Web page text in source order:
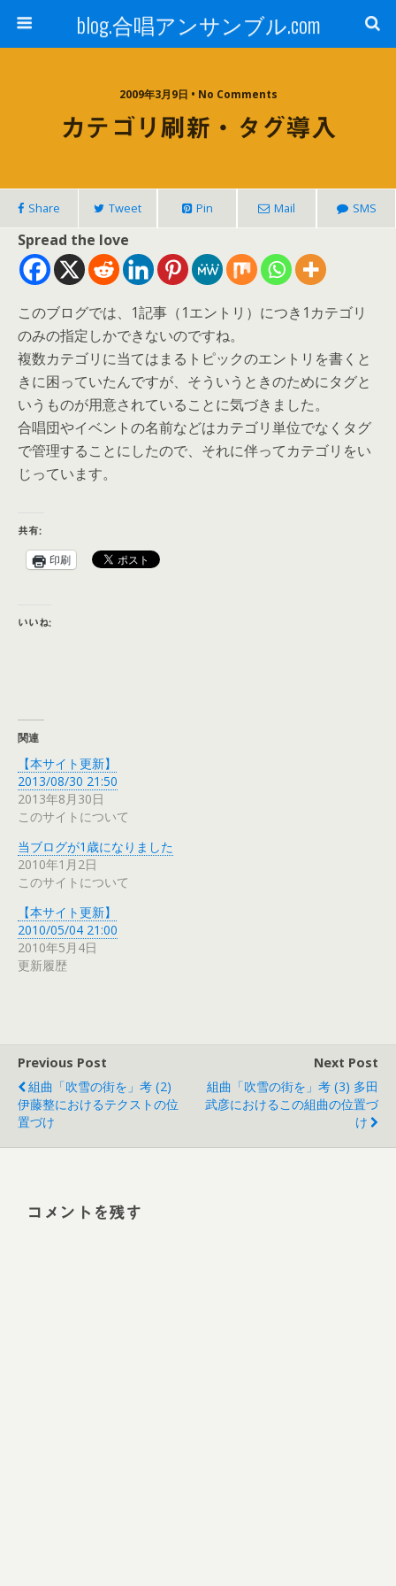
blog.合唱アンサンブル.com
2009年3月9日 • No Comments
カテゴリ刷新・タグ導入
Share Tweet Pin Mail SMS
Spread the love
このブログでは、1記事（1エントリ）につき1カテゴリ
のみの指定しかできないのですね。
複数カテゴリに当てはまるトピックのエントリを書くと
きに困っていたんですが、そういうときのためにタグと
いうものが用意されていることに気づきました。
合唱団やイベントの名前などはカテゴリ単位でなくタグ
で管理することにしたので、それに伴ってカテゴリをい
じっています。
共有:
印刷
いいね:
関連
【本サイト更新】
2013/08/30 21:50
2013年8月30日
このサイトについて
当ブログが1歳になりました
2010年1月2日
このサイトについて
【本サイト更新】
2010/05/04 21:00
2010年5月4日
更新履歴
Previous Post
組曲「吹雪の街を」考 (2)
伊藤整におけるテクストの位
置づけ
Next Post
組曲「吹雪の街を」考 (3) 多田
武彦におけるこの組曲の位置づ
け
コメントを残す